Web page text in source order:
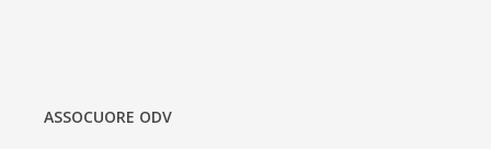
ASSOCUORE ODV